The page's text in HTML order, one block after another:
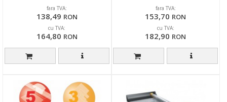
fara TVA:
138,49 RON
cu TVA:
164,80 RON
fara TVA:
153,70 RON
cu TVA:
182,90 RON